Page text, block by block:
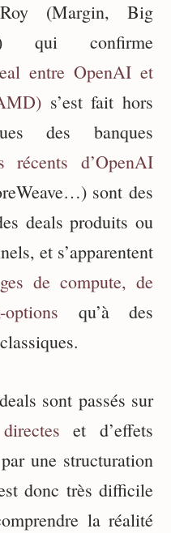
(Margin, Big
qui confirme
entre OpenAI et
s’est fait hors
des banques
récents d’OpenAI
sont des
deals produits ou
et s’apparentent
de compute, de
qu’à des
sont passés sur
et d’effets
une structuration
donc très difficile
la réalité